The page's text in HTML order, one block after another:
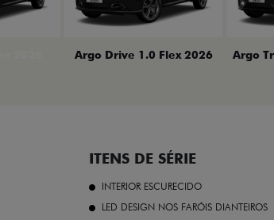
Argo Drive 1.0 Flex 2026
Argo
ITENS DE SÉRIE
INTERIOR ESCURECIDO
LED DESIGN NOS FARÓIS DIANTEIROS